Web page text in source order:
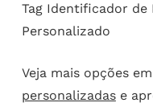
Tag Identificador de
Personalizado
Veja mais opções em
personalizadase